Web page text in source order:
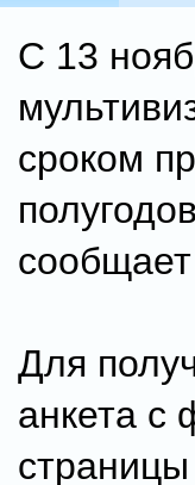
C 13
сроком
Для
анкета с
страницы